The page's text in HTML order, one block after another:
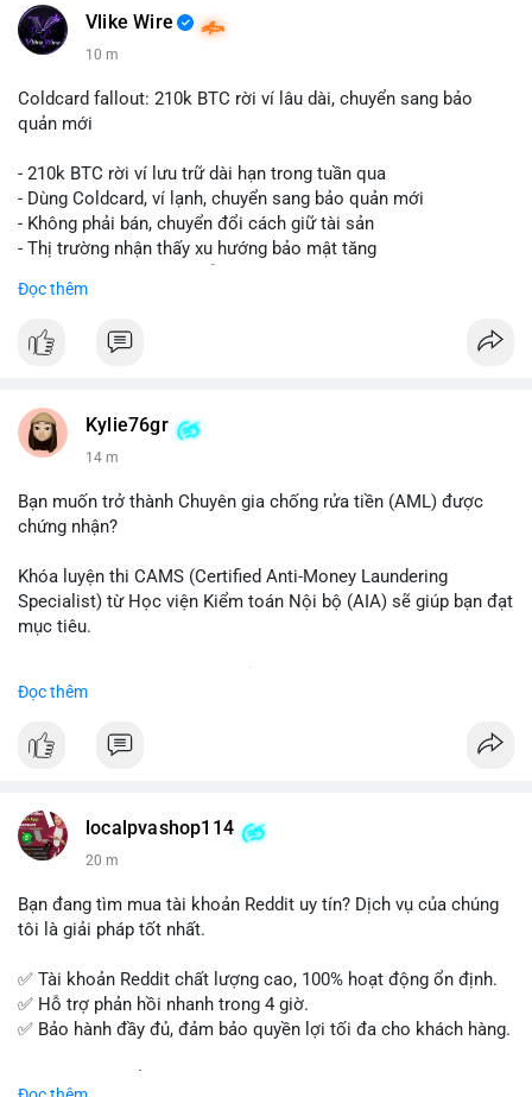
Vlike Wire
10 m
Coldcard fallout: 210k BTC rời ví lâu dài, chuyển sang bảo
quản mới
- 210k BTC rời ví lưu trữ dài hạn trong tuần qua
- Dùng Coldcard, ví lạnh, chuyển sang bảo quản mới
- Không phải bán, chuyển đổi cách giữ tài sản
- Thị trường nhận thấy xu hướng bảo mật tăng
#vlikevn #titanbot
Đọc thêm
Kylie76gr
14 m
Bạn muốn trở thành Chuyên gia chống rửa tiền (AML) được
chứng nhận?
Khóa luyện thi CAMS (Certified Anti-Money Laundering
Specialist) từ Học viện Kiểm toán Nội bộ (AIA) sẽ giúp bạn đạt
mục tiêu.
gồm tài liệu toàn diện, câu hỏi thực hành, bài thi thử sát thực
Đăng ký ngay hôm nay để nâng cao năng lực và mở rộng cơ
Đọc thêm
localpvashop114
20 m
Bạn đang tìm mua tài khoản Reddit uy tín? Dịch vụ của chúng
tôi là giải pháp tốt nhất.
✅ Tài khoản Reddit chất lượng cao, 100% hoạt động ổn định.
✅ Hỗ trợ phản hồi nhanh trong 4 giờ.
✅ Bảo hành đầy đủ, đảm bảo quyền lợi tối đa cho khách hàng.